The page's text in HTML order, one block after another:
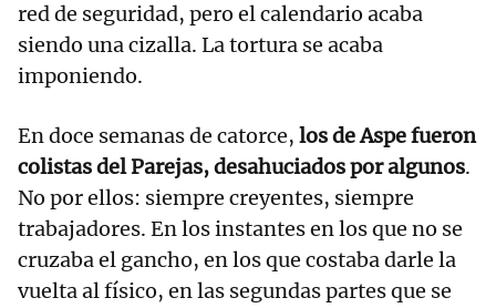
red de seguridad, pero el calendario acaba
siendo una cizalla. La tortura se acaba
imponiendo.
En doce semanas de catorce, los de Aspe fueron
colistas del Parejas, desahuciados por algunos.
No por ellos: siempre creyentes, siempre
trabajadores. En los instantes en los que no se
cruzaba el gancho, en los que costaba darle la
vuelta al físico, en las segundas partes que se